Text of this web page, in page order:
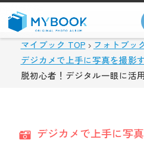
マイブック TOP
フォトブッ
デジカメで上手に写真を撮影
脱初心者！デジタル一眼に活
デジカメで上手に写